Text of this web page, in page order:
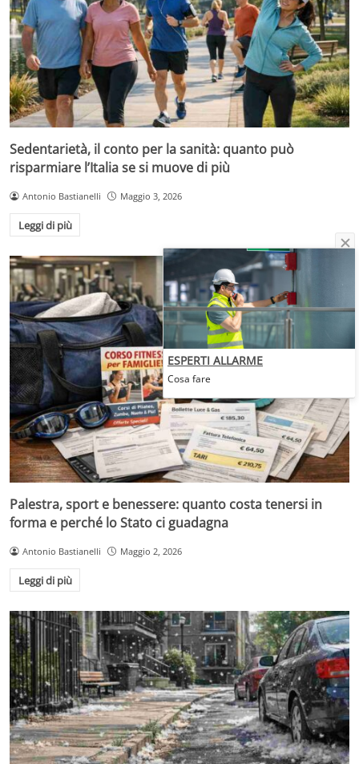
Sedentarietà, il conto per la sanità: quanto può
risparmiare l’Italia se si muove di più
Antonio Bastianelli Maggio 3, 2026
Leggi di più
Palestra, sport e benessere: quanto costa tenersi in
forma e perché lo Stato ci guadagna
Antonio Bastianelli Maggio 2, 2026
Leggi di più
ESPERTI ALLARME
Cosa fare